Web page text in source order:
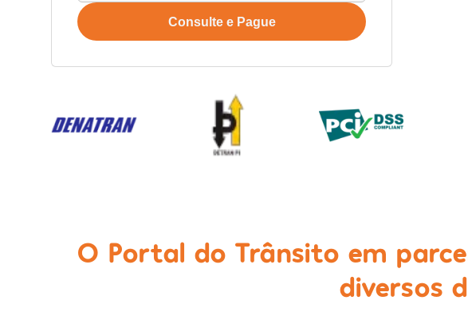
Consulte e Pague
O Portal do Trânsito em
diversos